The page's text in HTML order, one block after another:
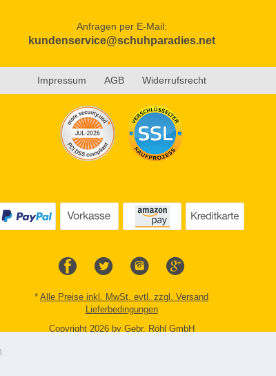
Anfragen per E-Mail:
kundenservice@schuhparadies.net
Impressum AGB Widerrufsrecht
* Alle Preise inkl. MwSt. evtl. zzgl. Versand
Lieferbedingungen
Copyright 2026 by Gebr. Röhl GmbH